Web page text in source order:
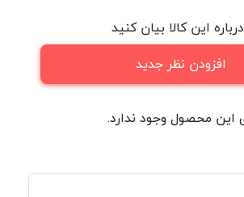
این کالا بیان کنید
افزودن نظر جدید
این محصول وجود ندارد.